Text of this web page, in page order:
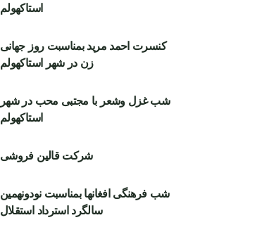
استاکهولم
کنسرت احمد مرید بمناسبت روز جهانی
زن در شهر استاکهولم
شب غزل وشعر با مجتبی محب در شهر
استاکهولم
شرکت قالین فروشی
شب فرهنگی افغانها بمناسبت نودونهمین
سالگرد استرداد استقلال